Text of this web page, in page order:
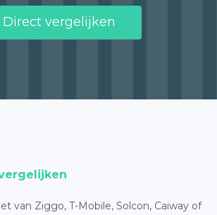
Direct vergelijken
van Ziggo, T-Mobile, Solcon, Caiway of